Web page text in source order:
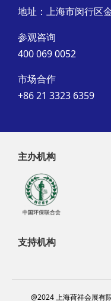
地址：上海市闵行区
参观咨询
400 069 0052
市场合作
+86 21 3323 6359
主办机构
支持机构
@2024 上海荷祥会展有